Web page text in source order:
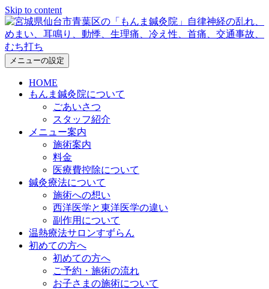
Skip to content
メニューの設定
HOME
もんま鍼灸院について
ごあいさつ
スタッフ紹介
メニュー案内
施術案内
料金
医療費控除について
鍼灸療法について
施術への想い
西洋医学と東洋医学の違い
副作用について
温熱療法サロンすずらん
初めての方へ
初めての方へ
ご予約・施術の流れ
お子さまの施術について